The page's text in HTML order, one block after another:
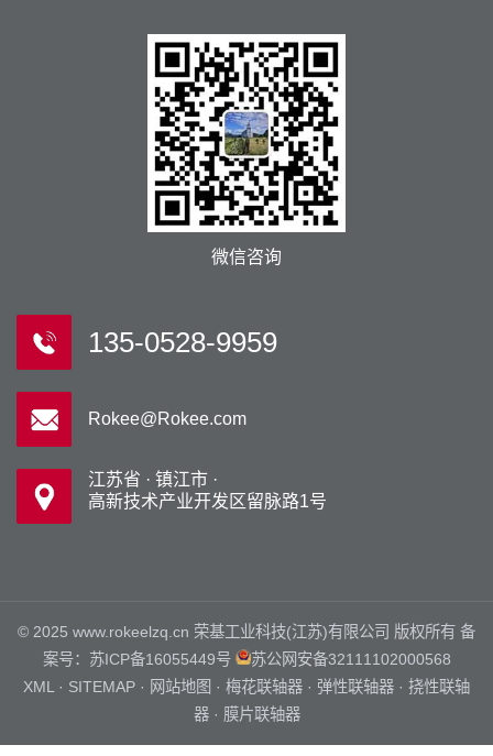
微信咨询
135-0528-9959
Rokee@Rokee.com
江苏省 · 镇江市 ·
高新技术产业开发区留脉路1号
© 2025 www.rokeelzq.cn 荣基工业科技(江苏)有限公司 版权所有 备
案号： 苏ICP备16055449号
苏公网安备32111102000568
XML · SITEMAP · 网站地图 · 梅花联轴器 · 弹性联轴器 · 挠性联轴
器 · 膜片联轴器